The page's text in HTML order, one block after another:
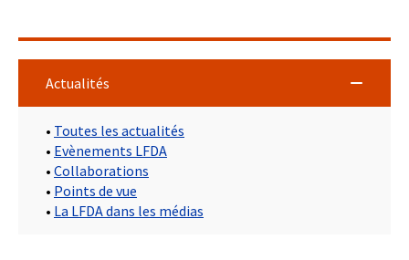
Actualités
• Toutes les actualités
• Evènements LFDA
• Collaborations
• Points de vue
• La LFDA dans les médias